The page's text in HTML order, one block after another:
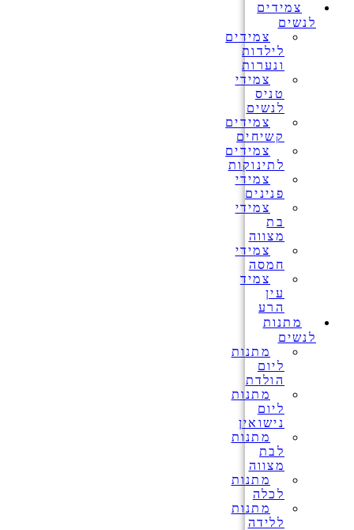
צמידים
לנשים
צמידים
לילדות
ונערות
צמידי
טניס
לנשים
צמידים
קשיחים
צמידים
לתינוקות
צמידי
פנינים
צמידי
בת
מצווה
צמידי
חמסה
צמיד
עין
הרע
מתנות
לנשים
מתנות
ליום
הולדת
מתנות
ליום
נישואין
מתנות
לבת
מצווה
מתנות
לכלה
מתנות
ללידה